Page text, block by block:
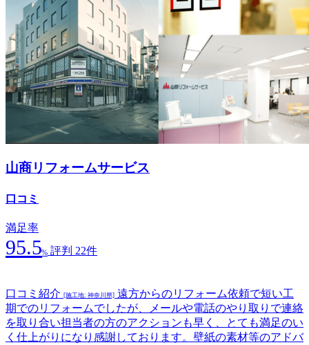
山商リフォームサービス
口コミ
満足率
95.5% 評判 22件
口コミ紹介 [施工地: 神奈川県] 遠方からのリフォーム依頼で短い工
期でのリフォームでしたが、メールや電話のやり取りで連絡
を取り合い担当者の方のアクションも早く、とても満足のい
く仕上がりになり感謝しております。壁紙の素材等のアドバ